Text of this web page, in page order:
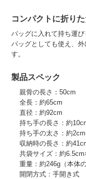
コンパクトに折り
バッグに入れて持ち運
バッグとしても使え、
す。
製品スペック
親骨の長さ：50cm
全長：約65cm
直径：約92cm
持ち手の長さ：約
持ち手の太さ：約2cm
収納時の長さ：約
共袋サイズ：約
重量：約246g（本体の
開閉方式：手開き式